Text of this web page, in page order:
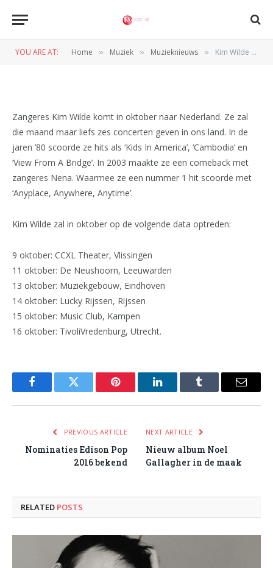
YOU ARE AT: Home » Muziek » Muzieknieuws » Kim Wilde komend najaar naar Nederland
Kim Wilde komend najaar
Zangeres Kim Wilde komt in oktober naar Nederland. Ze zal
die maand maar liefs zes concerten geven in ons land. In de
jaren ’80 scoorde ze hits als ‘Kids In America’, ‘Cambodia’ en
‘View From A Bridge’. In 2003 maakte ze een comeback met
zangeres Nena. Waarmee ze een nummer 1 hit scoorde met
‘Anyplace, Anywhere, Anytime’.
Kim Wilde zal in oktober op de volgende data optreden:
9 oktober: CCXL Theater, Vlissingen
11 oktober: De Neushoorn, Leeuwarden
13 oktober: Muziekgebouw, Eindhoven
14 oktober: Lucky Rijssen, Rijssen
15 oktober: Music Club, Kampen
16 oktober: TivoliVredenburg, Utrecht.
FacebookTwitter Pinterest LinkedInTumblr Email
PREVIOUS ARTICLE
Nominaties Edison Pop
2016 bekend
NEXT ARTICLE
Nieuw album Noel
Gallagher in de maak
RELATED POSTS